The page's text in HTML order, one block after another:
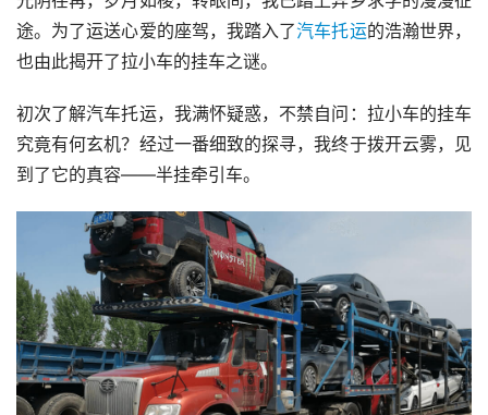
途。为了运送心爱的座驾，我踏入了汽车托运的浩瀚世界，
也由此揭开了拉小车的挂车之谜。
初次了解汽车托运，我满怀疑惑，不禁自问：拉小车的挂车
究竟有何玄机？经过一番细致的探寻，我终于拨开云雾，见
到了它的真容——半挂牵引车。